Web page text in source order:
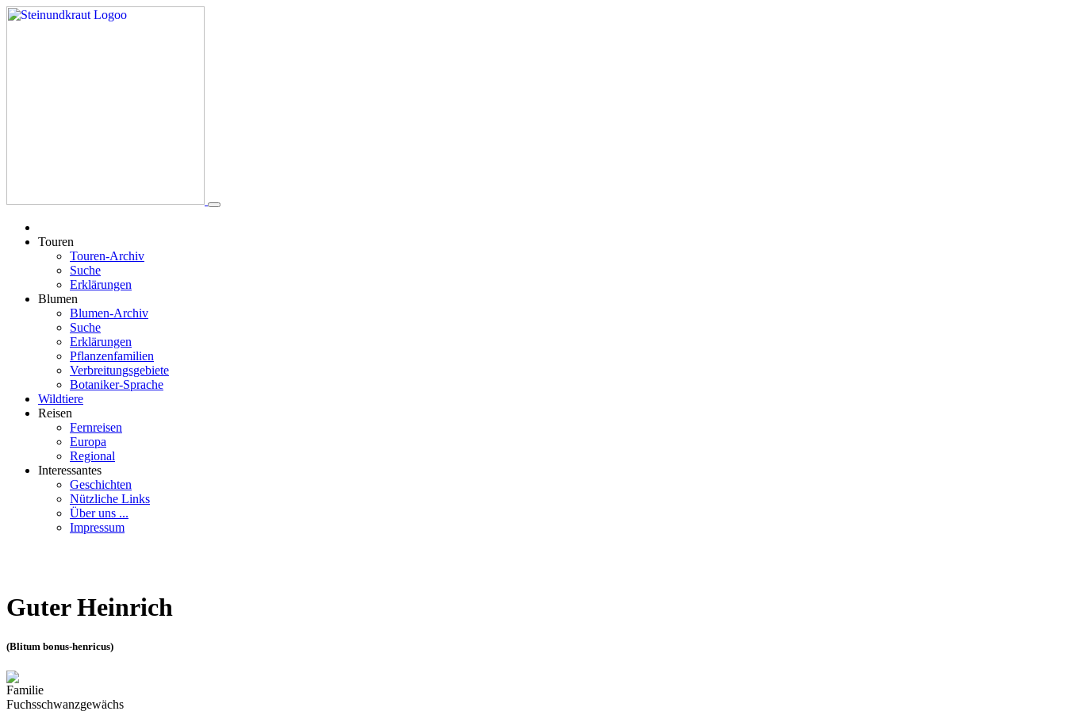
Touren
Touren-Archiv
Suche
Erklärungen
Blumen
Blumen-Archiv
Suche
Erklärungen
Pflanzenfamilien
Verbreitungsgebiete
Botaniker-Sprache
Wildtiere
Reisen
Fernreisen
Europa
Regional
Interessantes
Geschichten
Nützliche Links
Über uns ...
Impressum
Guter Heinrich
(Blitum bonus-henricus)
Familie
Fuchsschwanzgewächs